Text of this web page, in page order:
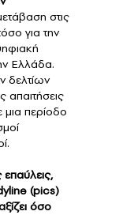
στις
για την
Ελλάδα.
δελτίων
απαιτήσεις
περίοδο
(pics)
όσο